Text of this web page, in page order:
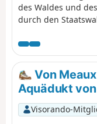
des Waldes und
durch den
bewirtschaftetes
verläuft entlang
Zusammenfluss
Von
Aquädukt
Visorando-